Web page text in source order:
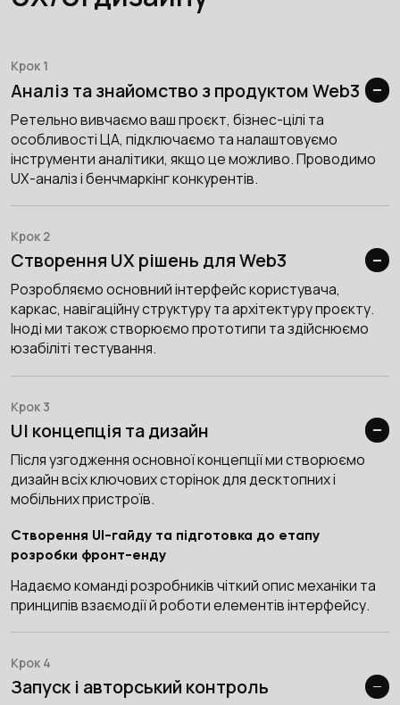
Крок 1
Аналіз та знайомство з продуктом Web3
Ретельно вивчаємо ваш проєкт, бізнес-цілі та
особливості ЦА, підключаємо та налаштовуємо
інструменти аналітики, якщо це можливо. Проводимо
UX-аналіз і бенчмаркінг конкурентів.
Крок 2
Створення UX рішень для Web3
Розробляємо основний інтерфейс користувача,
каркас, навігаційну структуру та архітектуру проєкту.
Іноді ми також створюємо прототипи та здійснюємо
юзабіліті тестування.
Крок 3
UI концепція та дизайн
Після узгодження основної концепції ми створюємо
дизайн всіх ключових сторінок для десктопних і
мобільних пристроїв.
Створення UI-гайду та підготовка до етапу
розробки фронт-енду
Надаємо команді розробників чіткий опис механіки та
принципів взаємодії й роботи елементів інтерфейсу.
Крок 4
Запуск і авторський контроль